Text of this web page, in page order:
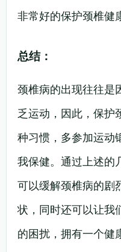
非常好的保护颈椎健
总结：
颈椎病的出现往往是
乏运动，因此，保护
种习惯，多参加运动
我保健。通过上述的
可以缓解颈椎病的剧
状，同时还可以让我
的困扰，拥有一个健